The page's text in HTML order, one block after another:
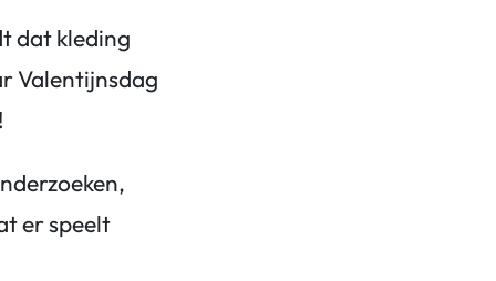
dat kleding
Valentijnsdag
er speelt